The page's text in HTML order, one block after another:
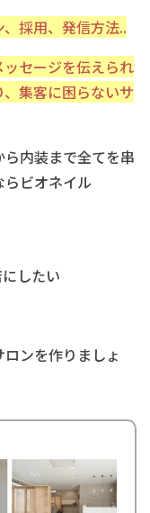
採用、発信方法..
セージを伝えられ
集客に困らないサ
したい
ンを作りましょ